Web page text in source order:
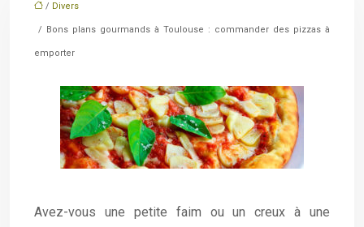
/ Divers
/ Bons plans gourmands à Toulouse : commander des pizzas à
emporter
Avez-vous une petite faim ou un creux à une